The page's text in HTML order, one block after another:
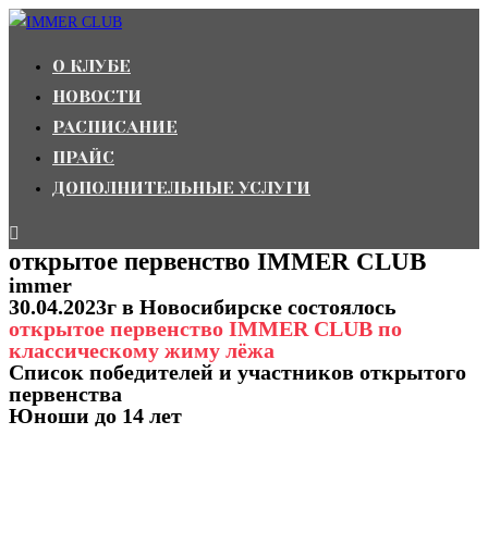
Перейти
содержимому
О КЛУБЕ
НОВОСТИ
РАСПИСАНИЕ
ПРАЙС
ДОПОЛНИТЕЛЬНЫЕ УСЛУГИ
открытое первенство IMMER CLUB
immer
30.04.2023г в Новосибирске состоялось
открытое первенство IMMER CLUB по
классическому жиму лёжа
Список победителей и участников открытого
первенства
Юноши до 14 лет